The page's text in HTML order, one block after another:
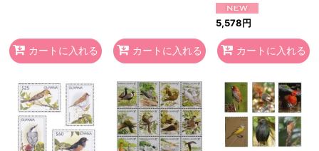
カートに入れる カートに入れる
5,578円
カートに入れる